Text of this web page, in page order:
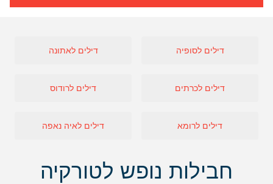
דילים לסופיה דילים לאתונה
דילים לכרתים דילים לרודוס
דילים לרומא דילים לאיה נאפה
חבילות נופש לטורקיה